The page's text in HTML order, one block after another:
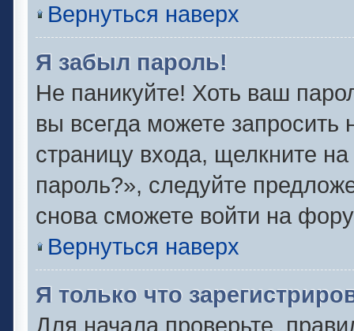
Вернуться наверх
Я забыл пароль!
Не паникуйте! Хоть ваш
вы всегда можете запросить
страницу входа, щелкните
пароль?», следуйте
снова сможете войти на
Вернуться наверх
Я только что
Для начала проверьте,